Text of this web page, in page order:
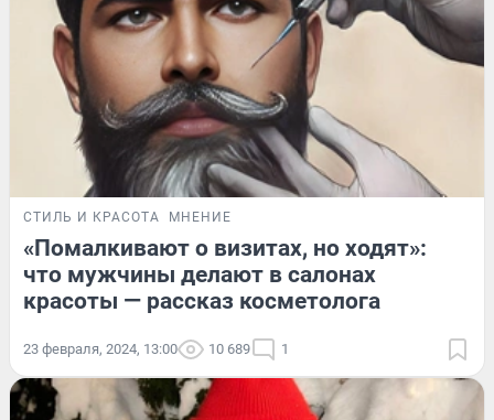
СТИЛЬ И КРАСОТА МНЕНИЕ
«Помалкивают о визитах, но ходят»:
что мужчины делают в салонах
красоты — рассказ косметолога
23 февраля, 2024, 13:00 10 689 1